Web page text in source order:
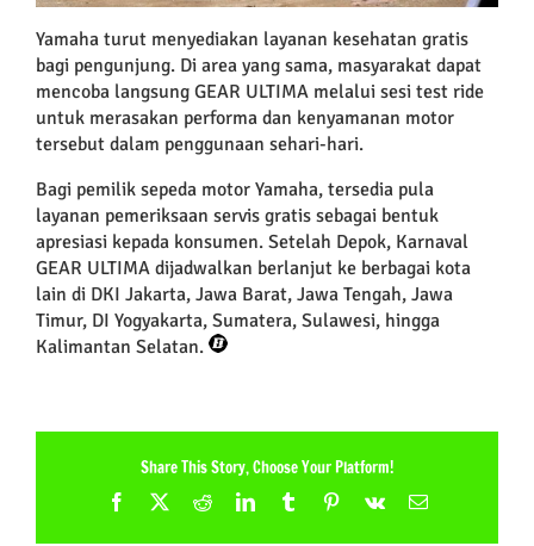
Yamaha turut menyediakan layanan kesehatan gratis
bagi pengunjung. Di area yang sama, masyarakat dapat
mencoba langsung GEAR ULTIMA melalui sesi test ride
untuk merasakan performa dan kenyamanan motor
tersebut dalam penggunaan sehari-hari.
Bagi pemilik sepeda motor Yamaha, tersedia pula
layanan pemeriksaan servis gratis sebagai bentuk
apresiasi kepada konsumen. Setelah Depok, Karnaval
GEAR ULTIMA dijadwalkan berlanjut ke berbagai kota
lain di DKI Jakarta, Jawa Barat, Jawa Tengah, Jawa
Timur, DI Yogyakarta, Sumatera, Sulawesi, hingga
Kalimantan Selatan.
Share This Story, Choose Your Platform!
Facebook
X RedditLinkedInTumblrPinterest
Vk Email